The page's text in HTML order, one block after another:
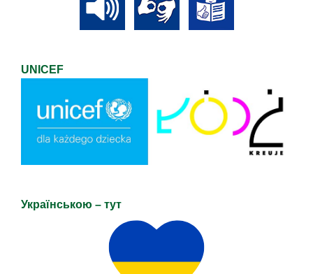
UNICEF
Українською – тут